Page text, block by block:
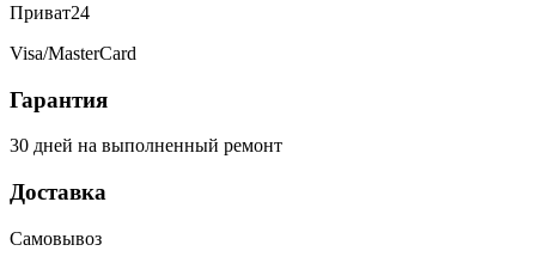
Приват24
Visa/MasterCard
Гарантия
30 дней на выполненный ремонт
Доставка
Самовывоз